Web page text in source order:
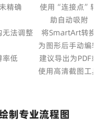
精确
使用“连接点”辅
助自动吸附
无法调整
将SmartArt转换
为图形后手动编辑
率低
建议导出为PDF或
使用高清截图工具
制专业流程图